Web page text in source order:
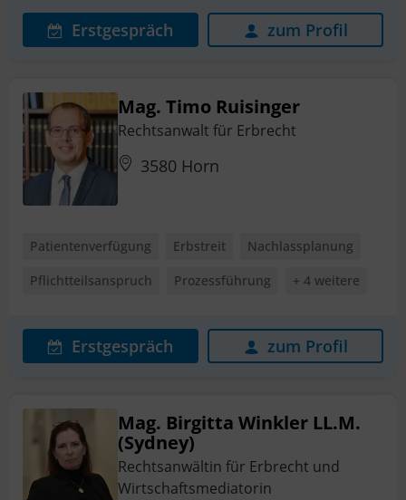
Erstgespräch zum Profil
Mag. Timo Ruisinger
Rechtsanwalt für Erbrecht
3580 Horn
Patientenverfügung Erbstreit
Nachlassplanung
Pflichtteilsanspruch
Prozessführung + 4 weitere
Erstgespräch zum Profil
Mag. Birgitta Winkler LL.M.
(Sydney)
Rechtsanwältin für Erbrecht und
Wirtschaftsmediatorin